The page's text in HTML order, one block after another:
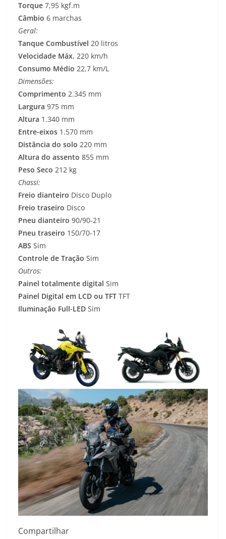
Torque 7,95 kgf.m
Câmbio 6 marchas
Geral:
Tanque Combustível 20 litros
Velocidade Máx. 220 km/h
Consumo Médio 22,7 km/L
Dimensões:
Comprimento 2.345 mm
Largura 975 mm
Altura 1.340 mm
Entre-eixos 1.570 mm
Distância do solo 220 mm
Altura do assento 855 mm
Peso Seco 212 kg
Chassi:
Freio dianteiro Disco Duplo
Freio traseiro Disco
Pneu dianteiro 90/90-21
Pneu traseiro 150/70-17
ABS Sim
Controle de Tração Sim
Outros:
Painel totalmente digital Sim
Painel Digital em LCD ou TFT TFT
Iluminação Full-LED Sim
Compartilhar